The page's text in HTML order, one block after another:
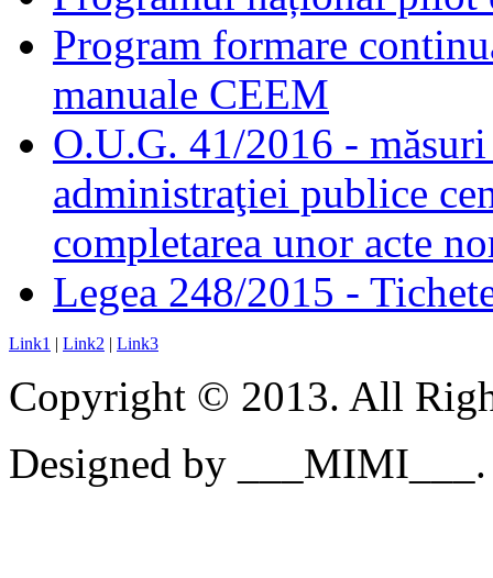
Program formare
manuale CEEM
O.U.G. 41/2016 -
administraţiei publice
completarea unor acte
Legea 248/2015 -
Link1 | Link2 | Link3
Copyright © 2013. All
Designed by ___MIMI___.